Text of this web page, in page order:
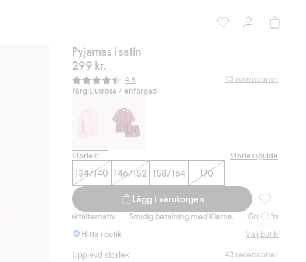
Pyjamas i satin
299 kr.
Snittbetyg:
4.8 43 recensioner
Färg:Ljusrosa / enfärgad
Storlek: Storleksguide
134/140 146/152 158/164 170
Lägg i varukorgen
Pyjamas i
Gratis fraktalternativ Smidig betalning med Klarna. Gratis fraktalternativ
Hitta i butik
Välj butik
Upplevd storlek 43 recensioner